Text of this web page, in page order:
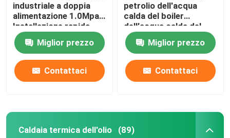
industriale a doppia
alimentazione 1.0Mpa
Installazione rapida
Miglior prezzo
Contattaci
petrolio dell'acqua
calda del boiler
dell'acqua calda del
riscaldamento dello
SpA
Miglior prezzo
Contattaci
Caldaia termica dell'olio (89)